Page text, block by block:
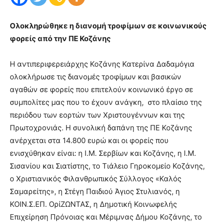
Ολοκληρώθηκε η διανομή τροφίμων σε κοινωνικούς
φορείς από την ΠΕ Κοζάνης
Η αντιπεριφερειάρχης Κοζάνης Κατερίνα Δαδαμόγια
ολοκλήρωσε τις διανομές τροφίμων και βασικών
αγαθών σε φορείς που επιτελούν κοινωνικό έργο σε
συμπολίτες μας που το έχουν ανάγκη, στο πλαίσιο της
περιόδου των εορτών των Χριστουγέννων και της
Πρωτοχρονιάς. Η συνολική δαπάνη της ΠΕ Κοζάνης
ανέρχεται στα 14.800 ευρώ και οι φορείς που
ενισχύθηκαν είναι: η Ι.Μ. Σερβίων και Κοζάνης, η Ι.Μ.
Σισανίου και Σιατίστης, το Τιάλειο Γηροκομείο Κοζάνης,
ο Χριστιανικός Φιλανθρωπικός Σύλλογος «Καλός
Σαμαρείτης», η Στέγη Παιδιού Άγιος Στυλιανός, η
ΚΟΙΝ.Σ.ΕΠ. ΟρίΖΩΝΤΑΣ, η Δημοτική Κοινωφελής
Επιχείρηση Πρόνοιας και Μέριμνας Δήμου Κοζάνης, το